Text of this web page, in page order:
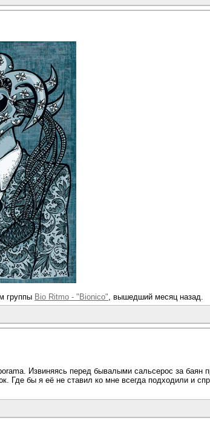
группы Bio Ritmo - "Bionico", вышедший месяц назад.
Извиняясь перед бывалыми сальсерос за баян
Где бы я её не ставил ко мне всегда подходили и